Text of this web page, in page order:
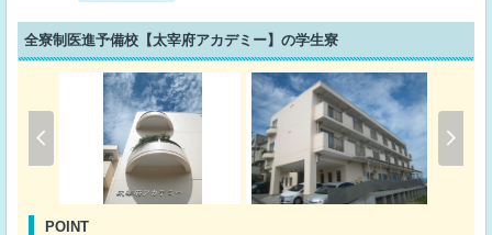
全寮制医進予備校【太宰府アカデミー】の学生寮
POINT